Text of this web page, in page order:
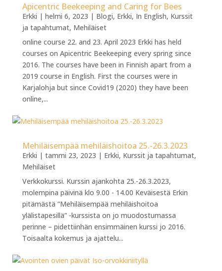
Apicentric Beekeeping and Caring for Bees
Erkki | helmi 6, 2023 | Blogi, Erkki, In English, Kurssit
ja tapahtumat, Mehiläiset
online course 22. and 23. April 2023 Erkki has held
courses on Apicentric Beekeeping every spring since
2016. The courses have been in Finnish apart from a
2019 course in English. First the courses were in
Karjalohja but since Covid19 (2020) they have been
online,...
Mehiläisempää mehiläishoitoa 25.-26.3.2023
Erkki | tammi 23, 2023 | Erkki, Kurssit ja tapahtumat,
Mehiläiset
Verkkokurssi. Kurssin ajankohta 25.-26.3.2023,
molempina päivinä klo 9.00 - 14.00 Keväisestä Erkin
pitämästä ”Mehiläisempää mehiläishoitoa
ylälistapesillä” -kurssista on jo muodostumassa
perinne – pidettiinhän ensimmäinen kurssi jo 2016.
Toisaalta kokemus ja ajattelu...